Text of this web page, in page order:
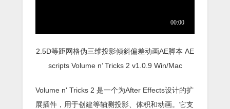
2.5D等距网格伪三维投影倾斜偏差动画AE脚本 AE
scripts Volume n’ Tricks 2 v1.0.9 Win/Mac
Volume n' Tricks 2 是一个为After Effects设计的扩
展插件，用于创建等轴测投影、体积和动画。它支